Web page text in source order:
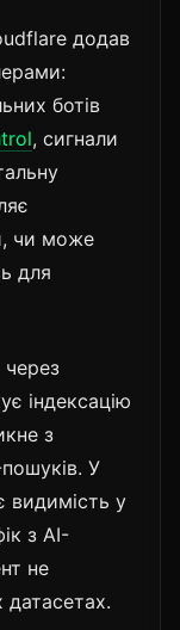
додав
ботів
, сигнали
чи може
для
індексацію
з
У
видимість у
з AI-
не
датасетах.